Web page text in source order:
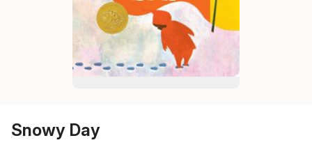
Snowy Day